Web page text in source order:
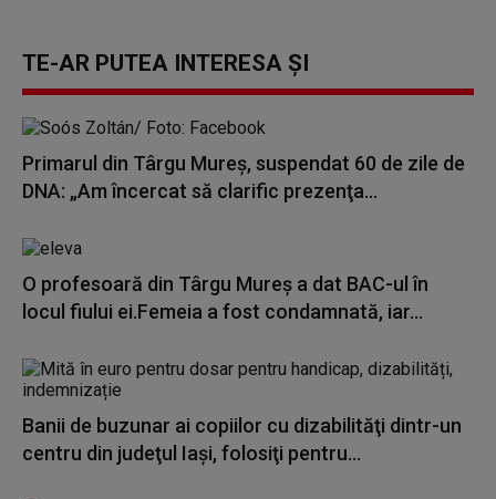
TE-AR PUTEA INTERESA ȘI
Primarul din Târgu Mureş, suspendat 60 de zile de
DNA: „Am încercat să clarific prezenţa...
O profesoară din Târgu Mureș a dat BAC-ul în
locul fiului ei.Femeia a fost condamnată, iar...
Banii de buzunar ai copiilor cu dizabilităţi dintr-un
centru din judeţul Iaşi, folosiţi pentru...